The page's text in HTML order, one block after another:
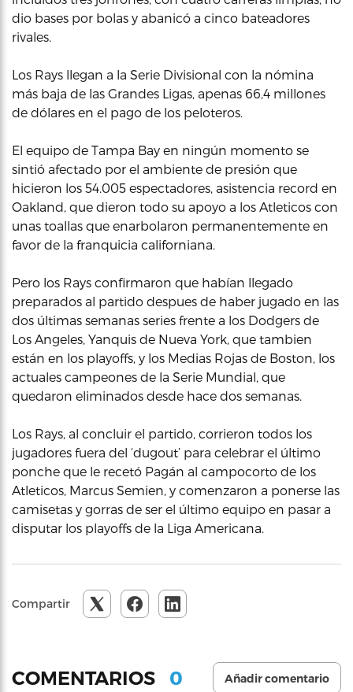
dio bases por bolas y abanicó a cinco bateadores
rivales.
Los Rays llegan a la Serie Divisional con la nómina
más baja de las Grandes Ligas, apenas 66,4 millones
de dólares en el pago de los peloteros.
El equipo de Tampa Bay en ningún momento se
sintió afectado por el ambiente de presión que
hicieron los 54.005 espectadores, asistencia record en
Oakland, que dieron todo su apoyo a los Atleticos con
unas toallas que enarbolaron permanentemente en
favor de la franquicia californiana.
Pero los Rays confirmaron que habían llegado
preparados al partido despues de haber jugado en las
dos últimas semanas series frente a los Dodgers de
Los Angeles, Yanquis de Nueva York, que tambien
están en los playoffs, y los Medias Rojas de Boston, los
actuales campeones de la Serie Mundial, que
quedaron eliminados desde hace dos semanas.
Los Rays, al concluir el partido, corrieron todos los
jugadores fuera del ‘dugout’ para celebrar el último
ponche que le recetó Pagán al campocorto de los
Atleticos, Marcus Semien, y comenzaron a ponerse las
camisetas y gorras de ser el último equipo en pasar a
disputar los playoffs de la Liga Americana.
Compartir
COMENTARIOS 0 Añadir comentario